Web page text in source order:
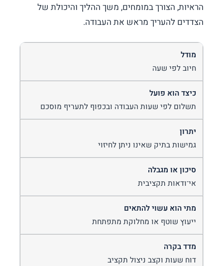
הראיות, הצורך במומחים, משך ההליך והיכולת של
הצדדים להעריך מראש את העבודה.
חיוב לפי שעה
תשלום לפי שעות העבודה ובכפוף לתעריף מוסכם
גמישות בתיק שאינו ניתן לחיזוי
אי־ודאות תקציבית
ייעוץ שוטף או מחלוקת מתפתחת
דוח שעות וקצב ניצול תקציב